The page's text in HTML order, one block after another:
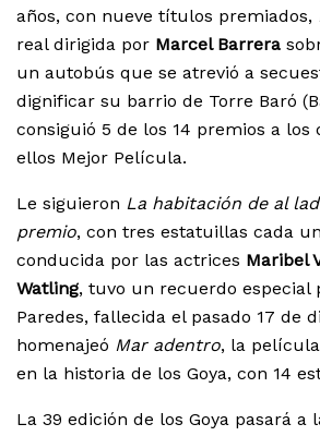
años, con nueve títulos premiados,
real dirigida por Marcel Barrera
un autobús que se atrevió a
dignificar su barrio de Torre Baró
consiguió 5 de los 14 premios a los
ellos Mejor Película.
Le siguieron La habitación de al
premio, con tres estatuillas cada
conducida por las actrices Maribel
Watling, tuvo un recuerdo especial
Paredes, fallecida el pasado 17 de
homenajeó Mar adentro, la
en la historia de los Goya, con 14
La 39 edición de los Goya pasará a